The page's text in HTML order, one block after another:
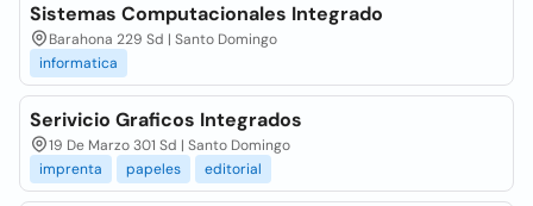
Sistemas Computacionales Integrado
Barahona 229 Sd | Santo Domingo
informatica
Serivicio Graficos Integrados
19 De Marzo 301 Sd | Santo Domingo
imprenta
papeles editorial